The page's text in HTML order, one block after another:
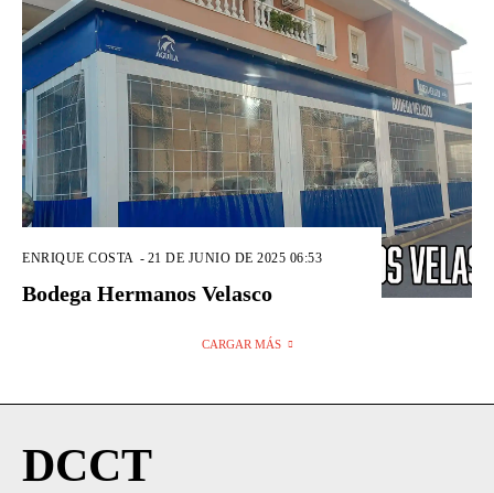
ENRIQUE COSTA - 21 DE JUNIO DE 2025 06:53
Bodega Hermanos Velasco
CARGAR MÁS
DCCT